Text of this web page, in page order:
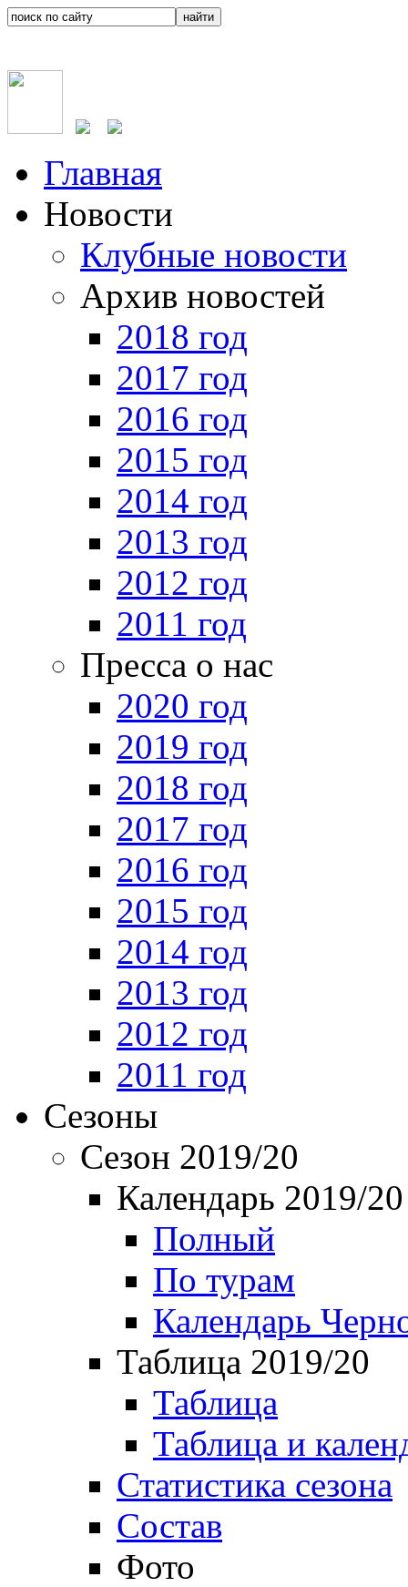
Главная
Новости
Клубные новости
Архив новостей
2018 год
2017 год
2016 год
2015 год
2014 год
2013 год
2012 год
2011 год
Пресса о нас
2020 год
2019 год
2018 год
2017 год
2016 год
2015 год
2014 год
2013 год
2012 год
2011 год
Сезоны
Сезон 2019/20
Календарь 2019/20
Полный
По турам
Календарь
Таблица 2019/20
Таблица
Таблица и
Статистика сезона
Состав
Фото